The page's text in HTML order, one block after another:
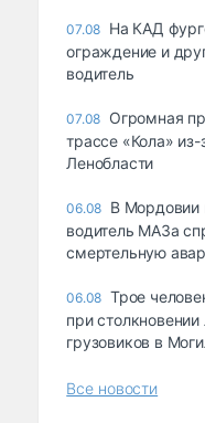
07.08 На КАД
ограждение и
водитель
07.08 Огромная
трассе «Кола»
Ленобласти
06.08 В Мордовии
водитель МАЗа
смертельную
06.08 Трое
при
грузовиков в
Все новости